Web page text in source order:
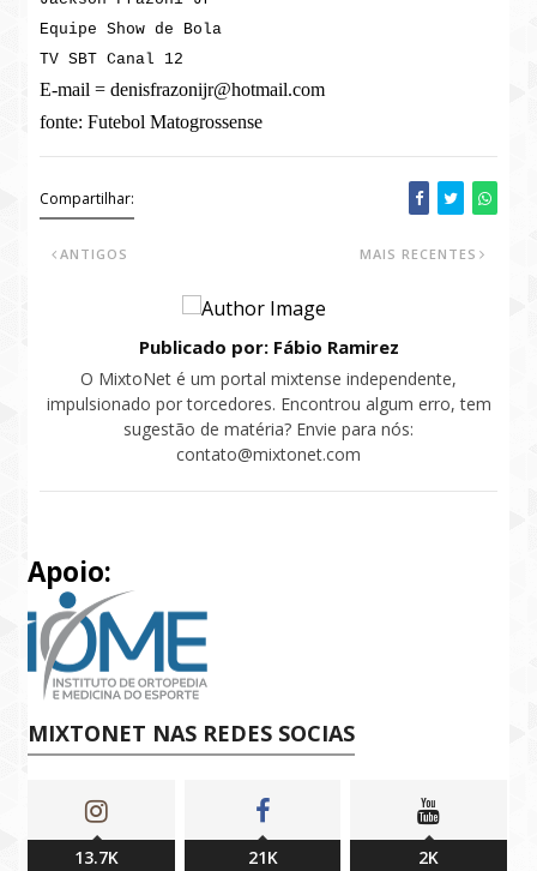
Equipe Show de Bola
TV SBT Canal 12
E-mail = denisfrazonijr@hotmail.com
fonte: Futebol Matogrossense
Compartilhar:
MAIS RECENTES
ANTIGOS
Publicado por: Fábio Ramirez
O MixtoNet é um portal mixtense independente,
impulsionado por torcedores. Encontrou algum erro, tem
sugestão de matéria? Envie para nós:
contato@mixtonet.com
Apoio:
MIXTONET NAS REDES SOCIAS
13.7K 21K 2K